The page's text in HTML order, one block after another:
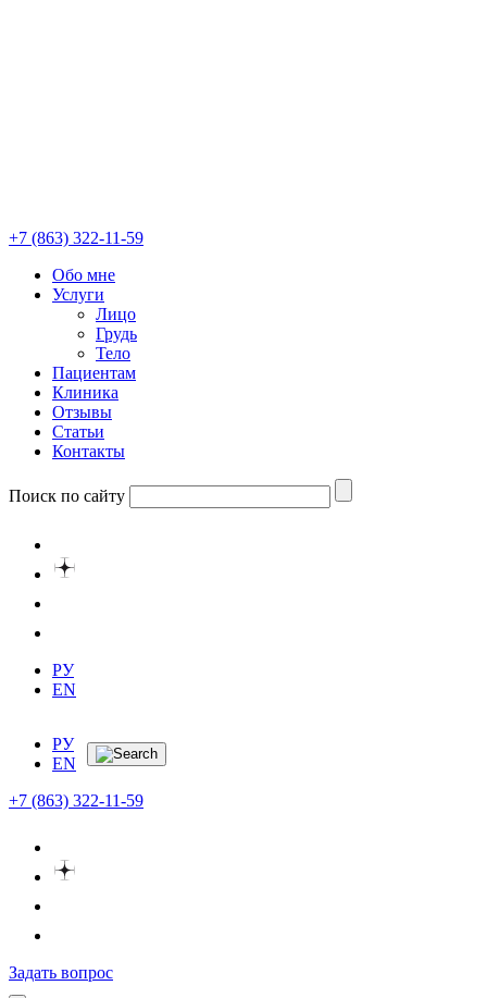
+7 (863) 322-11-59
Обо мне
Услуги
Лицо
Грудь
Тело
Пациентам
Клиника
Отзывы
Статьи
Контакты
Поиск по сайту
РУ
EN
РУ
EN
+7 (863) 322-11-59
Задать вопрос